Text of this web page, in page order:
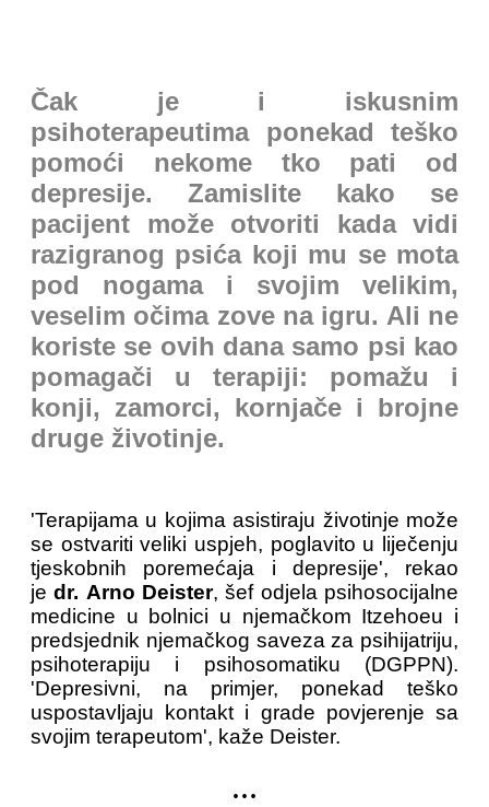
Čak je i iskusnim
psihoterapeutima ponekad teško
pomoći nekome tko pati od
depresije. Zamislite kako se
pacijent može otvoriti kada vidi
razigranog psića koji mu se mota
pod nogama i svojim velikim,
veselim očima zove na igru. Ali ne
koriste se ovih dana samo psi kao
pomagači u terapiji: pomažu i
konji, zamorci, kornjače i brojne
druge životinje.
'Terapijama u kojima asistiraju životinje može
se ostvariti veliki uspjeh, poglavito u liječenju
tjeskobnih poremećaja i depresije', rekao
jedr. Arno Deister, šef odjela psihosocijalne
medicine u bolnici u njemačkom Itzehoeu i
predsjednik njemačkog saveza za psihijatriju,
psihoterapiju i psihosomatiku (DGPPN).
'Depresivni, na primjer, ponekad teško
uspostavljaju kontakt i grade povjerenje sa
svojim terapeutom', kaže Deister.
...